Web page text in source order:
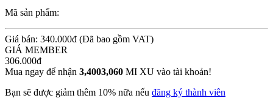
Mã sản phẩm:
Giá bán: 340.000đ (Đã bao gồm VAT)
GIÁ MEMBER
306.000đ
Mua ngay để nhận 3,4003,060 MI XU vào tài khoản!
Bạn sẽ được giảm thêm 10% nữa nếu đăng ký thành viên